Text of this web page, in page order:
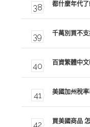
都什麼年代
千萬別買不
百資繁體中
美國加州稅
買美國商品